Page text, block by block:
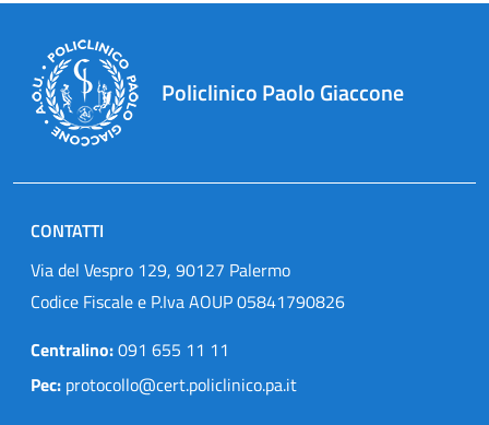
Policlinico Paolo Giaccone
CONTATTI
Via del Vespro 129, 90127 Palermo
Codice Fiscale e P.Iva AOUP 05841790826
Centralino:091 655 11 11
Pec: protocollo@cert.policlinico.pa.it